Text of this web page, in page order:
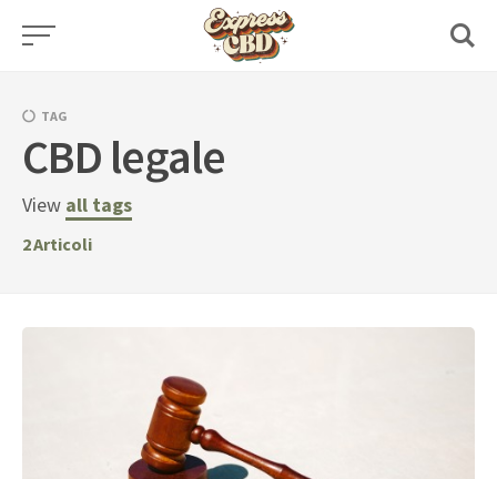
Skip
TAG
CBD legale
View all tags
2Articoli